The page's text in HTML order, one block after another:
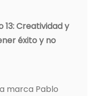
13: Creatividad y
éxito y no
marca Pablo